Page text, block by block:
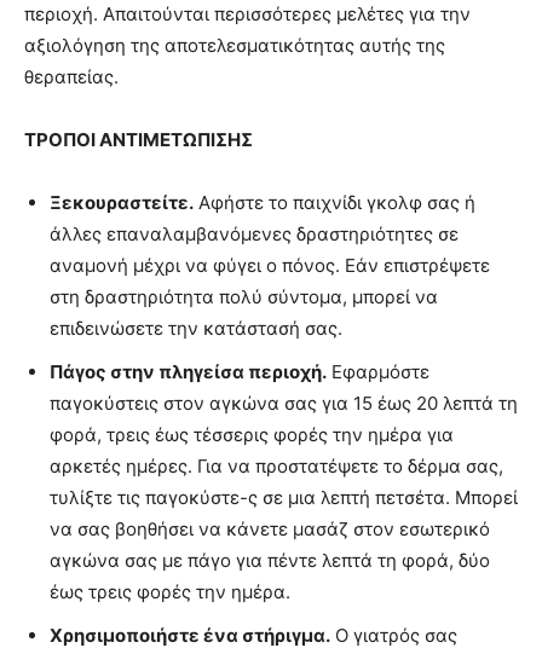
περιοχή. Απαιτούνται περισσότερες μελέτες για την
αξιολόγηση της αποτελεσματικότητας αυτής της
θεραπείας.
ΤΡΟΠΟΙ ΑΝΤΙΜΕΤΩΠΙΣΗΣ
Ξεκουραστείτε. Αφήστε το παιχνίδι γκολφ σας ή
άλλες επαναλαμβανόμενες δραστηριότητες σε
αναμονή μέχρι να φύγει ο πόνος. Εάν επιστρέψετε
στη δραστηριότητα πολύ σύντομα, μπορεί να
επιδεινώσετε την κατάστασή σας.
Πάγος στην πληγείσα περιοχή. Εφαρμόστε
παγοκύστεις στον αγκώνα σας για 15 έως 20 λεπτά τη
φορά, τρεις έως τέσσερις φορές την ημέρα για
αρκετές ημέρες. Για να προστατέψετε το δέρμα σας,
τυλίξτε τις παγοκύστε-ς σε μια λεπτή πετσέτα. Μπορεί
να σας βοηθήσει να κάνετε μασάζ στον εσωτερικό
αγκώνα σας με πάγο για πέντε λεπτά τη φορά, δύο
έως τρεις φορές την ημέρα.
Χρησιμοποιήστε ένα στήριγμα. Ο γιατρός σας